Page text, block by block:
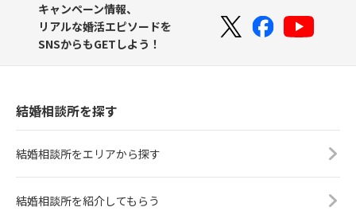
キャンペーン情報、
リアルな婚活エピソードを
SNSからもGETしよう！
結婚相談所を探す
結婚相談所をエリアから探す
結婚相談所を紹介してもらう